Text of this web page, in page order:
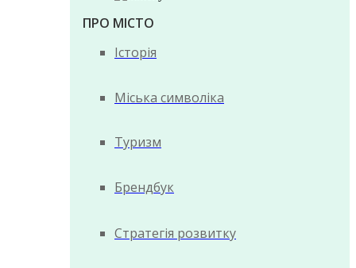
ПРО МІСТО
Історія
Міська символіка
Туризм
Брендбук
Стратегія розвитку